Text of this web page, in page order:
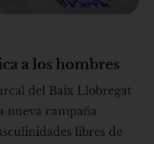
a los hombres
del Baix Llobregat
nueva campaña
libres de